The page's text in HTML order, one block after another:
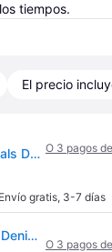
tiempos.
El precio
Pantalón adidas Originals Denim Loose O 3 pagos
Envío gratis, 3-7 días
Pantalón adidas Originals Denim Loose
O 3 pagos